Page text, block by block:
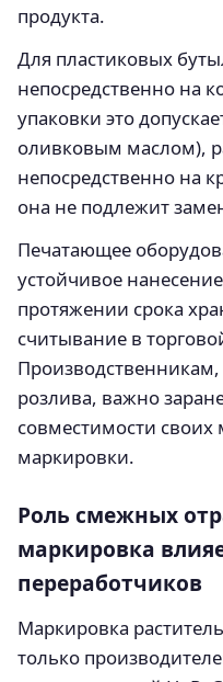
продукта.
Для пластиковых
непосредственно на
упаковки это
оливковым маслом),
непосредственно на
она не подлежит
Печатающее
устойчивое
протяжении срока
считывание в
розлива, важно
совместимости
маркировки.
Роль смежных
маркировка
переработчиков
Маркировка
только